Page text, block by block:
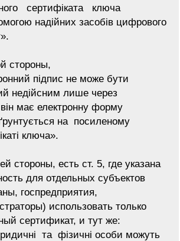
сертифіката ключа
надійних засобів цифрового
стороны,
підпис не може бути
недійсним лише через
має електронну форму
на посиленому
ключа».
стороны, есть ст. 5, где указана
для отдельных субъектов
госпредприятия,
использовать только
сертификат, и тут же:
та фізичні особи можуть